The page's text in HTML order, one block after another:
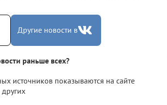
Другие новости в
раньше всех?
источников показываются на сайте